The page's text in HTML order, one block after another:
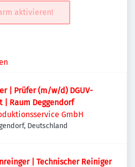
aktivieren!
| Prüfer (m/w/d) DGUV-
| Raum Deggendorf
GmbH
Deutschland
| Technischer Reiniger